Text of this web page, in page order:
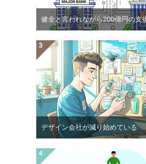
健全と言われながら200億円の支
デザイン会社が減り始めている